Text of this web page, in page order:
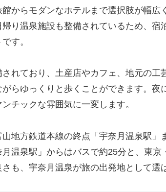
からモダンなホテルまで選択肢が幅広
り温泉施設も整備されているため、宿
す。
れており、土産店やカフェ、地元の工
らゆっくりと歩くことができます。夜
チックな雰囲気に一変します。
地方鉄道本線の終点「宇奈月温泉駅」
温泉駅」からはバスで約25分と、東京
も、宇奈月温泉が旅の出発地として選